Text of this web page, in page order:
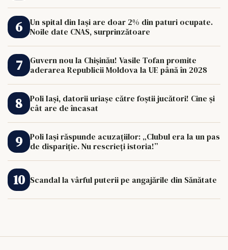
Un spital din Iași are doar 2% din paturi ocupate.
Noile date CNAS, surprinzătoare
Guvern nou la Chișinău! Vasile Tofan promite
aderarea Republicii Moldova la UE până în 2028
Poli Iași, datorii uriașe către foștii jucători! Cine și
cât are de încasat
Poli Iași răspunde acuzațiilor: „Clubul era la un pas
de dispariție. Nu rescrieți istoria!”
Scandal la vârful puterii pe angajările din Sănătate